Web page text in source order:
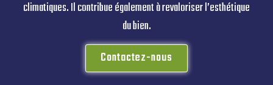
Rénover sa toiture à L’Aigle : un
chantier technique encadré par
AGH Rénovation